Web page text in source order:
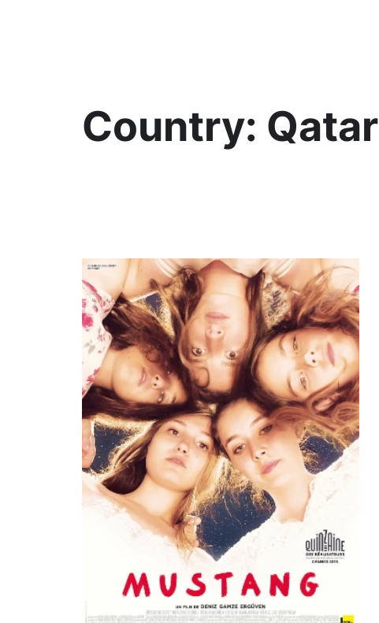
Country: Qatar